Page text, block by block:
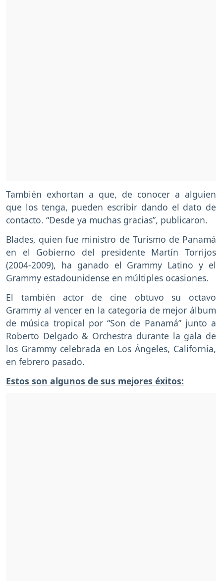
También exhortan a que, de conocer a alguien
que los tenga, pueden escribir dando el dato de
contacto. “Desde ya muchas gracias”, publicaron.
Blades, quien fue ministro de Turismo de Panamá
en el Gobierno del presidente Martín Torrijos
(2004-2009), ha ganado el Grammy Latino y el
Grammy estadounidense en múltiples ocasiones.
El también actor de cine obtuvo su octavo
Grammy al vencer en la categoría de mejor álbum
de música tropical por “Son de Panamá” junto a
Roberto Delgado & Orchestra durante la gala de
los Grammy celebrada en Los Ángeles, California,
en febrero pasado.
Estos son algunos de sus mejores éxitos: